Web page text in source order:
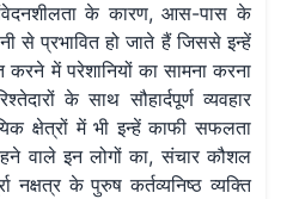
के कारण, आस-पास के
से प्रभावित हो जाते हैं जिससे इन्हें
करने में परेशानियों का सामना करना
के साथ सौहार्दपूर्ण व्यवहार
क्षेत्रों में भी इन्हें काफी सफलता
वाले इन लोगों का, संचार कौशल
नक्षत्र के पुरुष कर्तव्यनिष्ठ व्यक्ति